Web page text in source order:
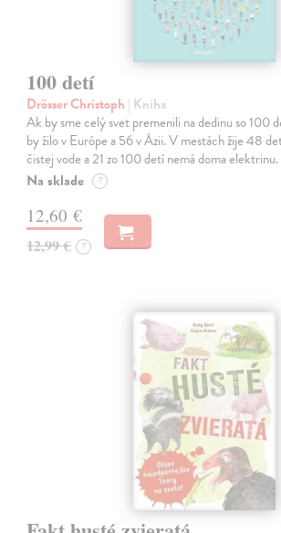
100 detí
Drösser Christoph | Kniha
Ak by sme celý svet premenili na dedinu so 100
by žilo v Európe a 56 v Ázii. V mestách žije 48
čistej vode a 21 zo 100 detí nemá doma elektrinu.
Na sklade ?
12,60 €
12,99 € ?